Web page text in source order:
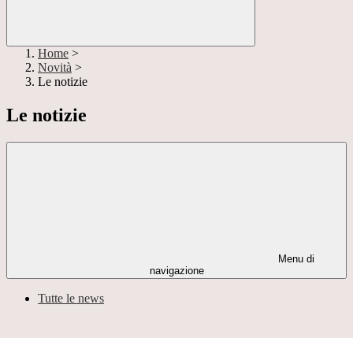
Home >
Novità >
Le notizie
Le notizie
Menu di
navigazione
Tutte le news